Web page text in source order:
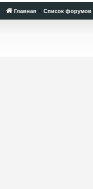
Главная Список форумов